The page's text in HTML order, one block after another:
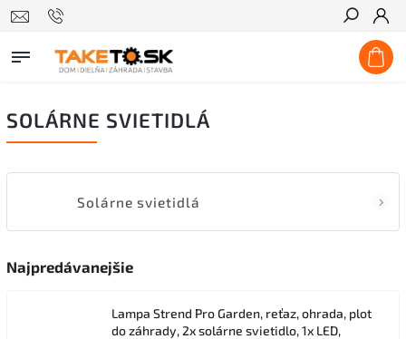
Hľadať
SOLÁRNE SVIETIDLÁ
Solárne svietidlá
Najpredávanejšie
Lampa Strend Pro Garden, reťaz, ohrada, plot
do záhrady, 2x solárne svietidlo, 1x LED,